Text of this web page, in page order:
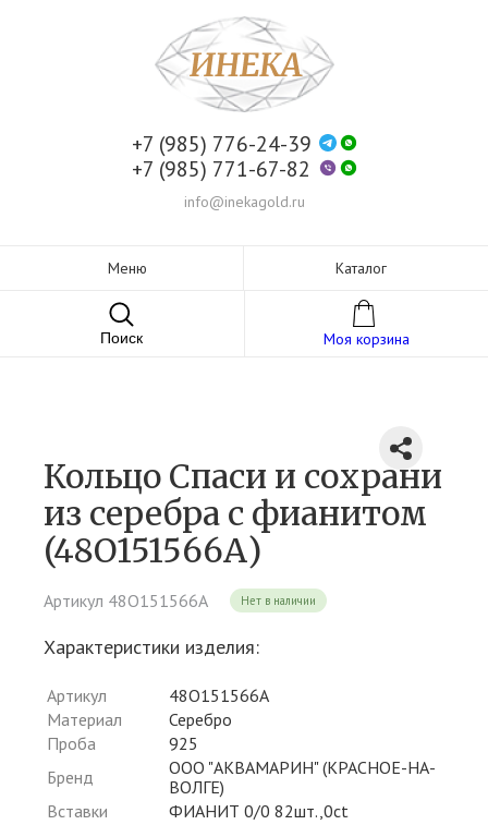
+7 (985) 776-24-39
+7 (985) 771-67-82
info@inekagold.ru
Меню Каталог
Поиск Моя корзина
Кольцо Спаси и сохрани
из серебра c фианитом
(48О151566А)
Артикул 48О151566А Нет в наличии
Характеристики изделия:
Артикул
48О151566А
Материал
Серебро
Проба
925
Бренд
ООО "АКВАМАРИН" (КРАСНОЕ-НА-
ВОЛГЕ)
Вставки
ФИАНИТ 0/0 82шт.,0ct